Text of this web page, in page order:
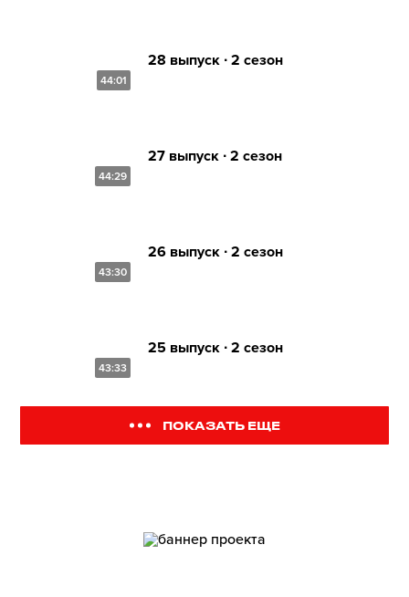
44:01
28 выпуск ∙ 2 сезон
44:29
27 выпуск ∙ 2 сезон
43:30
26 выпуск ∙ 2 сезон
43:33
25 выпуск ∙ 2 сезон
ПОКАЗАТЬ ЕЩЕ